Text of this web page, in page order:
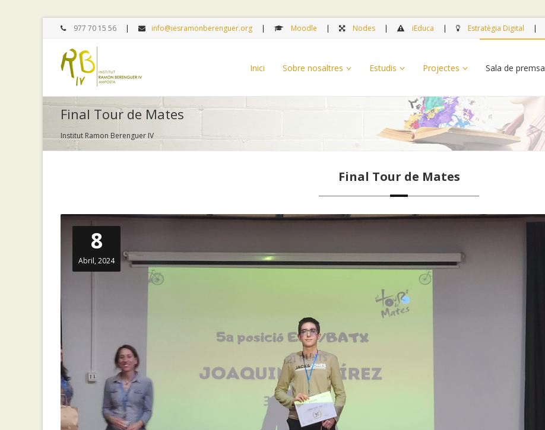
977 70 15 56 info@iesramonberenguer.org Moodle Nodes iEduca Estratègia Digital
Inici Sobre nosaltres Estudis Projectes Sala de premsa
Final Tour de Mates
Institut Ramon Berenguer IV
Final Tour de Mates
8
Abril, 2024